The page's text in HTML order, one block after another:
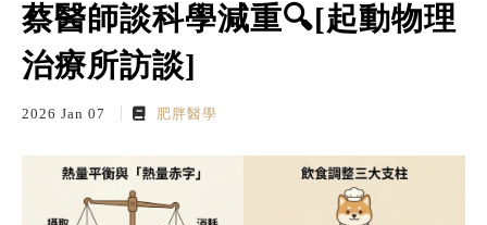
認知升級
瘦瘦針專題
蔡醫師談科學減重🔍[起動物理
治療所訪談]
2026 Jan 07 肥胖醫學